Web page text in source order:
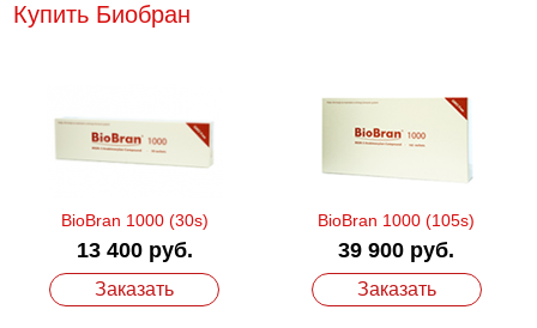
Купить Биобран
BioBran 1000 (30s)
13 400 руб.
Заказать
BioBran 1000 (105s)
39 900 руб.
Заказать